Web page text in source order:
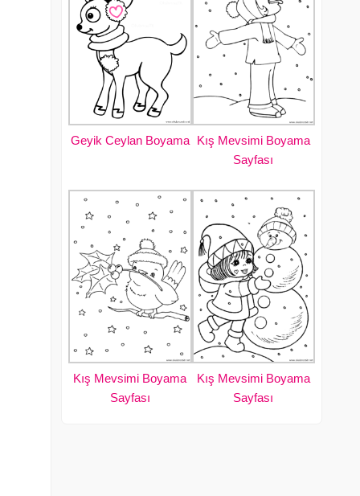
Geyik Ceylan Boyama
Kış Mevsimi Boyama
Sayfası
Kış Mevsimi Boyama
Sayfası
Kış Mevsimi Boyama
Sayfası